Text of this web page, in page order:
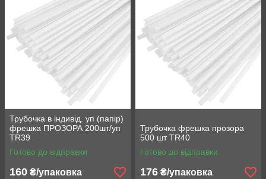
Трубочка в індивід. уп (папір)
фрешка ПРОЗОРА 200шт/уп
TR39
Готово до відправки
160 ₴/упаковка
Трубочка фрешка прозора
500 шт TR40
Готово до відправки
176 ₴/упаковка